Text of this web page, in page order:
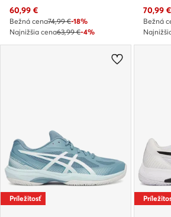
Aktuálna cena
60,99 €
Bežná cena74,99 €-18%
Najnižšia cena63,99 €-4%
70,99 €
Bežná
Príležitosť